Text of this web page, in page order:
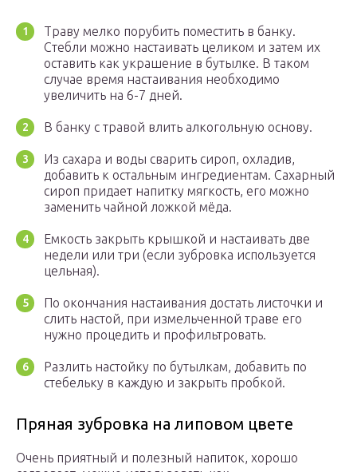
Траву мелко порубить поместить в банку.
Стебли можно настаивать целиком и затем их
оставить как украшение в бутылке. В таком
случае время настаивания необходимо
увеличить на 6-7 дней.
В банку с травой влить алкогольную основу.
Из сахара и воды сварить сироп, охладив,
добавить к остальным ингредиентам. Сахарный
сироп придает напитку мягкость, его можно
заменить чайной ложкой мёда.
Емкость закрыть крышкой и настаивать две
недели или три (если зубровка используется
цельная).
По окончания настаивания достать листочки и
слить настой, при измельченной траве его
нужно процедить и профильтровать.
Разлить настойку по бутылкам, добавить по
стебельку в каждую и закрыть пробкой.
Пряная зубровка на липовом цвете
Очень приятный и полезный напиток, хорошо